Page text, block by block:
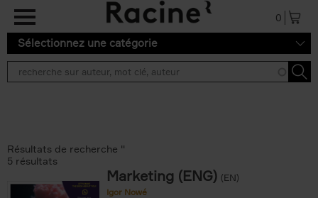
Aller au contenu principal
0
Sélectionnez une catégorie
Résultats de recherche ''
5 résultats
Marketing (ENG) (EN)
Igor Nowé